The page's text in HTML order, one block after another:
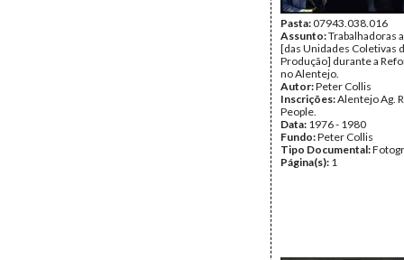
Pasta:07943.038.016
Assunto:Trabalhadoras
[das Unidades Coletivas
Produção] durante a
no Alentejo.
Autor:Peter Collis
Inscrições:Alentejo Ag.
People.
Data: 1976 - 1980
Fundo:Peter Collis
Tipo Documental:
Página(s): 1